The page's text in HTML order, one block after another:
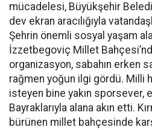
mücadelesi, Büyükşehir
dev ekran aracılığıyla
Şehrin önemli sosyal yaşam
İzzetbegoviç Millet
organizasyon, sabahın erken
rağmen yoğun ilgi gördü. Milli
isteyen bine yakın sporsever,
Bayraklarıyla alana akın etti.
bürünen millet bahçesinde